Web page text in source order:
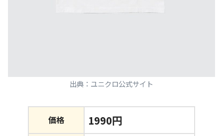
出典：ユニクロ公式サイト
価格 1990円